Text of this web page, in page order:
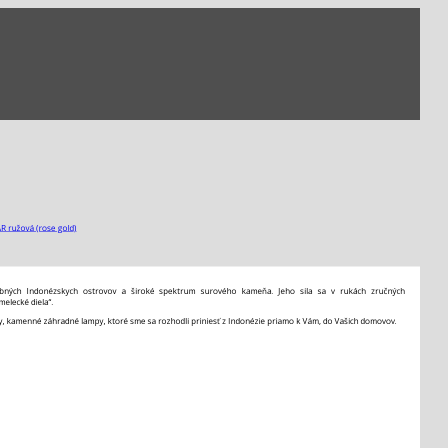
ružová (rose gold)
Indonézskych ostrovov a široké spektrum surového kameňa. Jeho sila sa v rukách zručných
diela“.
záhradné lampy, ktoré sme sa rozhodli priniesť z Indonézie priamo k Vám, do Vašich domovov.